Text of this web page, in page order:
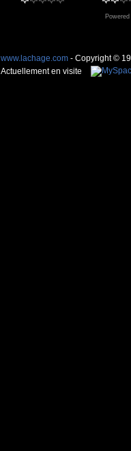
www.lachage.com - Copyright ©
Actuellement en visite